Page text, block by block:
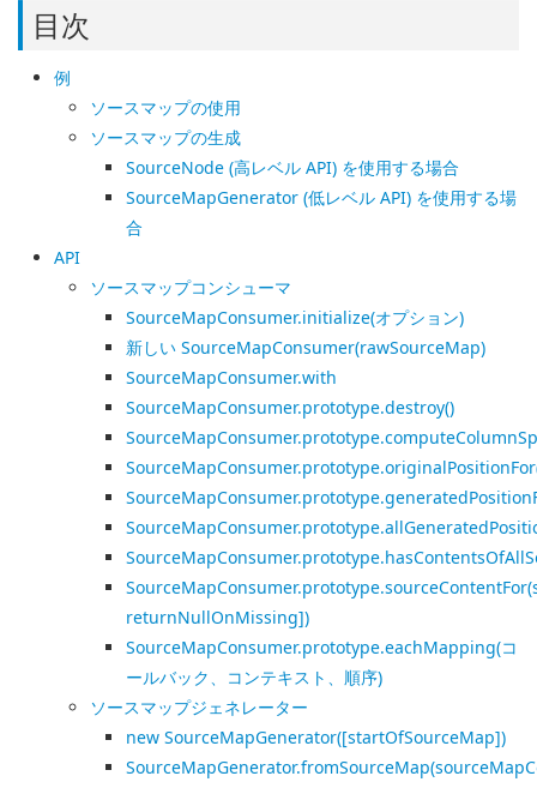
目次
例
ソースマップの使用
ソースマップの生成
SourceNode (高レベル API) を使用する場合
SourceMapGenerator (低レベル API) を使用する場
合
API
ソースマップコンシューマ
SourceMapConsumer.initialize(オプション)
新しい SourceMapConsumer(rawSourceMap)
SourceMapConsumer.with
SourceMapConsumer.prototype.destroy()
returnNullOnMissing])
SourceMapConsumer.prototype.eachMapping(コ
ールバック、コンテキスト、順序)
ソースマップジェネレーター
new SourceMapGenerator([startOfSourceMap])